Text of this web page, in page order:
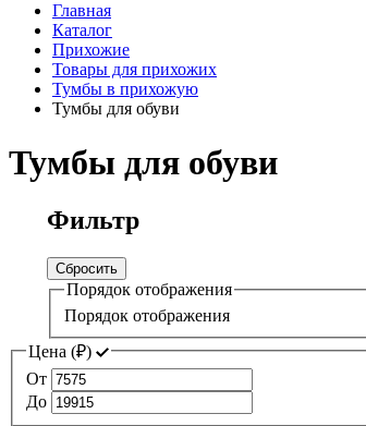
Главная
Каталог
Прихожие
Товары для прихожих
Тумбы в прихожую
Тумбы для обуви
Тумбы для обуви
Фильтр
Сбросить
Порядок отображения
Порядок отображения
Цена (₽)
От
До